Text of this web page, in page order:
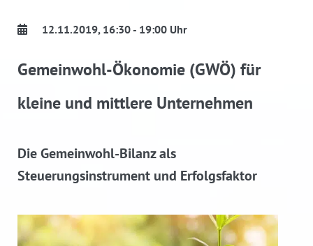
12.11.2019, 16:30 - 19:00 Uhr
Gemeinwohl-Ökonomie (GWÖ) für
kleine und mittlere Unternehmen
Die Gemeinwohl-Bilanz als
Steuerungsinstrument und Erfolgsfaktor